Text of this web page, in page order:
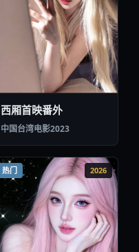
2026
天台胶片·未删减
中国大陆电视剧2026
2023